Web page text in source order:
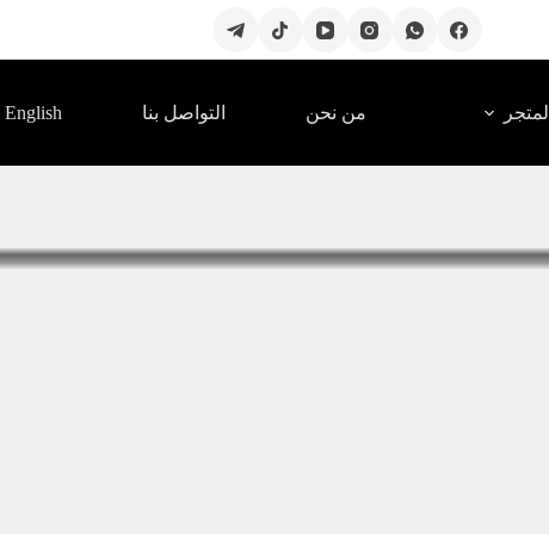
المتجر من نحن التواصل بنا English